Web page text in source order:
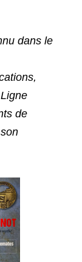
dans le
de